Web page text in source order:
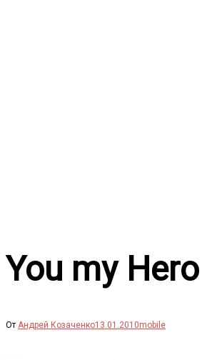
You my Hero
От Андрей Козаченко13.01.2010mobile